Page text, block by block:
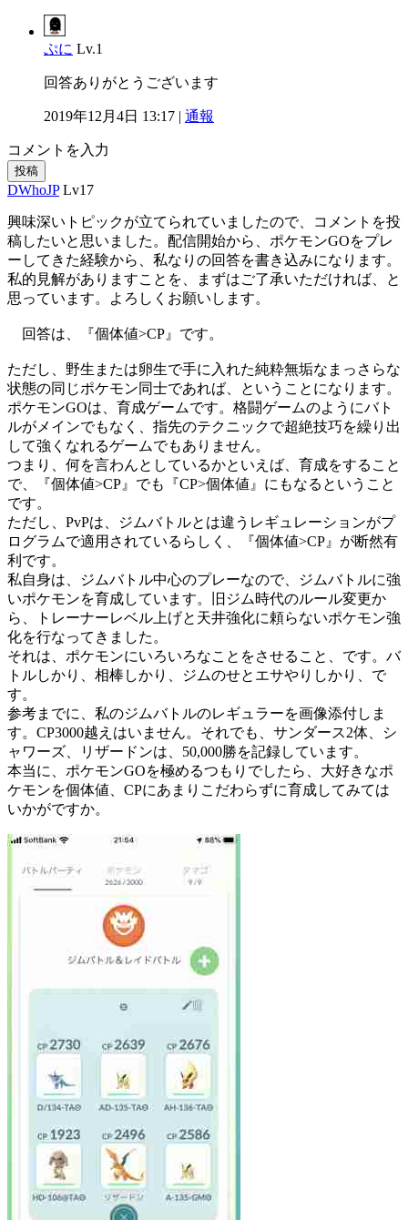
ぷに Lv.1
回答ありがとうございます
2019年12月4日 13:17 | 通報
コメントを入力
投稿
DWhoJP Lv17
興味深いトピックが立てられていましたので、コメントを投
稿したいと思いました。配信開始から、ポケモンGOをプレ
ーしてきた経験から、私なりの回答を書き込みになります。
私的見解がありますことを、まずはご了承いただければ、と
思っています。よろしくお願いします。
回答は、『個体値>CP』です。
ただし、野生または卵生で手に入れた純粋無垢なまっさらな
状態の同じポケモン同士であれば、ということになります。
ポケモンGOは、育成ゲームです。格闘ゲームのようにバト
ルがメインでもなく、指先のテクニックで超絶技巧を繰り出
して強くなれるゲームでもありません。
つまり、何を言わんとしているかといえば、育成をすること
で、『個体値>CP』でも『CP>個体値』にもなるということ
です。
ただし、PvPは、ジムバトルとは違うレギュレーションがプ
ログラムで適用されているらしく、『個体値>CP』が断然有
利です。
私自身は、ジムバトル中心のプレーなので、ジムバトルに強
いポケモンを育成しています。旧ジム時代のルール変更か
ら、トレーナーレベル上げと天井強化に頼らないポケモン強
化を行なってきました。
それは、ポケモンにいろいろなことをさせること、です。バ
トルしかり、相棒しかり、ジムのせとエサやりしかり、で
す。
参考までに、私のジムバトルのレギュラーを画像添付しま
す。CP3000越えはいません。それでも、サンダース2体、シ
ャワーズ、リザードンは、50,000勝を記録しています。
本当に、ポケモンGOを極めるつもりでしたら、大好きなポ
ケモンを個体値、CPにあまりこだわらずに育成してみては
いかがですか。